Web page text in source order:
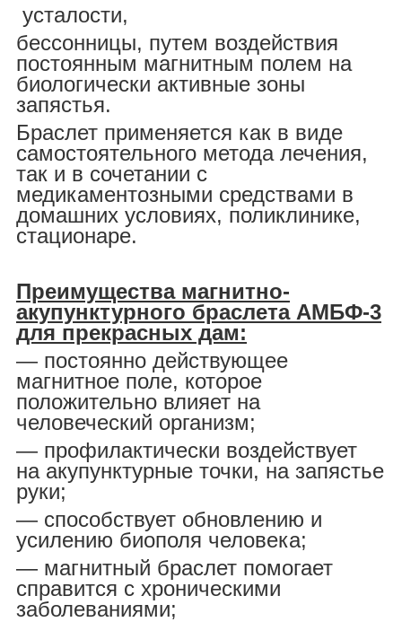
усталости,
бессонницы, путем воздействия
постоянным магнитным полем на
биологически активные зоны
запястья.
Браслет применяется как в виде
самостоятельного метода лечения,
так и в сочетании с
медикаментозными средствами в
домашних условиях, поликлинике,
стационаре.
Преимущества магнитно-
акупунктурного браслета АМБФ-3
для прекрасных дам:
― постоянно действующее
магнитное поле, которое
положительно влияет на
человеческий организм;
― профилактически воздействует
на акупунктурные точки, на запястье
руки;
― способствует обновлению и
усилению биополя человека;
― магнитный браслет помогает
справится с хроническими
заболеваниями;